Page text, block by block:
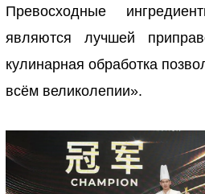
Превосходные
являются лучшей
кулинарная обработка
всём великолепии».